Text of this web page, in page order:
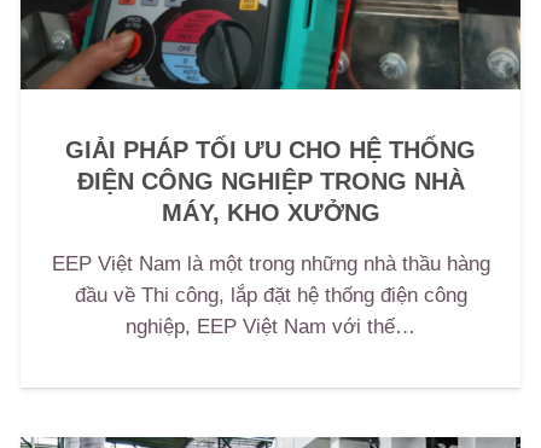
GIẢI PHÁP TỐI ƯU CHO HỆ THỐNG
ĐIỆN CÔNG NGHIỆP TRONG NHÀ
MÁY, KHO XƯỞNG
EEP Việt Nam là một trong những nhà thầu hàng
đầu về Thi công, lắp đặt hệ thống điện công
nghiệp, EEP Việt Nam với thế…